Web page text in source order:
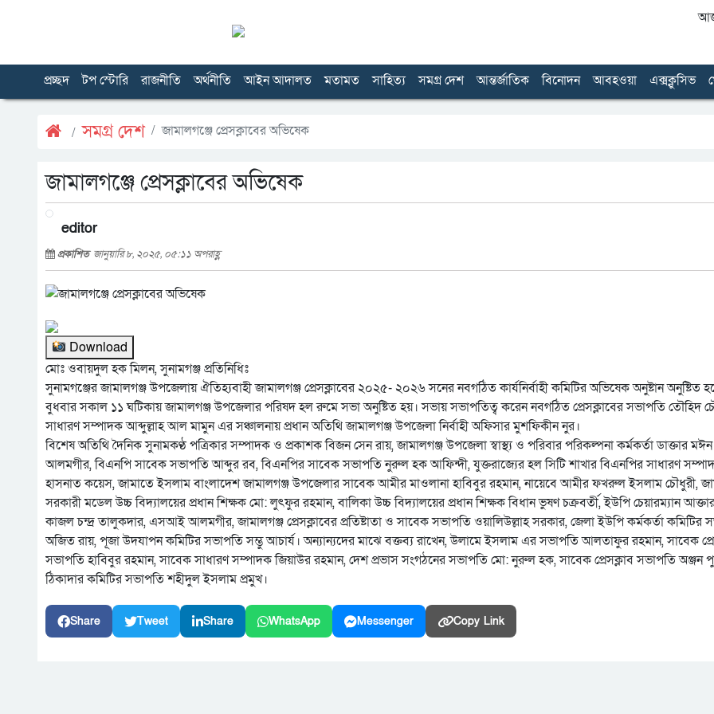
আজ
প্রচ্ছদ টপ স্টোরি রাজনীতি অর্থনীতি আইন আদালত মতামত সাহিত্য সমগ্র দেশ আন্তর্জাতিক বিনোদন আবহওয়া এক্সক্লুসিভ
সমগ্র দেশ জামালগঞ্জে প্রেসক্লাবের অভিষেক
জামালগঞ্জে প্রেসক্লাবের অভিষেক
editor
প্রকাশিত জানুয়ারি ৮, ২০২৫, ০৫:১১ অপরাহ্ণ
Download
মোঃ ওবায়দুল হক মিলন, সুনামগঞ্জ প্রতিনিধিঃ
সুনামগঞ্জের জামালগঞ্জ উপজেলায় ঐতিহ্যবাহী জামালগঞ্জ প্রেসক্লাবের ২০২৫- ২০২৬ সনের নবগঠিত কার্যনির্বাহী কমিটির অভিষেক অনুষ্টান অনুষ্টিত
বুধবার সকাল ১১ ঘটিকায় জামালগঞ্জ উপজেলার পরিষদ হল রুমে সভা অনুষ্টিত হয়। সভায় সভাপতিত্ব করেন নবগঠিত প্রেসক্লাবের সভাপতি তৌহিদ
সাধারণ সম্পাদক আব্দুল্লাহ আল মামুন এর সঞ্চালনায় প্রধান অতিথি জামালগঞ্জ উপজেলা নির্বাহী অফিসার মুশফিকীন নুর।
বিশেষ অতিথি দৈনিক সুনামকণ্ঠ পত্রিকার সম্পাদক ও প্রকাশক বিজন সেন রায়, জামালগঞ্জ উপজেলা স্বাস্থ্য ও পরিবার পরিকল্পনা কর্মকর্তা ডাক্তার মঈন
আলমগীর, বিএনপি সাবেক সভাপতি আব্দুর রব, বিএনপির সাবেক সভাপতি নুরুল হক আফিন্দী, যুক্তরাজ্যের হল সিটি শাখার বিএনপির সাধারণ
হাসনাত কয়েস, জামাতে ইসলাম বাংলাদেশ জামালগঞ্জ উপজেলার সাবেক আমীর মাওলানা হাবিবুর রহমান, নায়েবে আমীর ফখরুল ইসলাম চৌধুরী,
সরকারী মডেল উচ্চ বিদ্যালয়ের প্রধান শিক্ষক মো: লুৎফুর রহমান, বালিকা উচ্চ বিদ্যালয়ের প্রধান শিক্ষক বিধান ভুষণ চক্রবর্তী, ইউপি চেয়ারম্যান
কাজল চন্দ্র তালুকদার, এসআই আলমগীর, জামালগঞ্জ প্রেসক্লাবের প্রতিষ্টাতা ও সাবেক সভাপতি ওয়ালিউল্লাহ সরকার, জেলা ইউপি কর্মকর্তা কমিটির
অজিত রায়, পূজা উদযাপন কমিটির সভাপতি সম্ভু আচার্য। অন্যান্যদের মাঝে বক্তব্য রাখেন, উলামে ইসলাম এর সভাপতি আলতাফুর রহমান, সাবেক
সভাপতি হাবিবুর রহমান, সাবেক সাধারণ সম্পাদক জিয়াউর রহমান, দেশ প্রভাস সংগঠনের সভাপতি মো: নুরুল হক, সাবেক প্রেসক্লাব সভাপতি অঞ্জন
ঠিকাদার কমিটির সভাপতি শহীদুল ইসলাম প্রমুখ।
Share Tweet Share WhatsApp Messenger Copy Link